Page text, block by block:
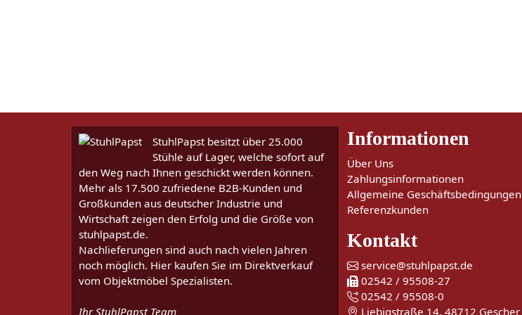
StuhlPapst besitzt über 25.000
Stühle auf Lager, welche sofort auf
den Weg nach Ihnen geschickt werden können.
Mehr als 17.500 zufriedene B2B-Kunden und
Großkunden aus deutscher Industrie und
Wirtschaft zeigen den Erfolg und die Größe von
stuhlpapst.de.
Nachlieferungen sind auch nach vielen Jahren
noch möglich. Hier kaufen Sie im Direktverkauf
vom Objektmöbel Spezialisten.
Ihr StuhlPapst Team
Informationen
Über Uns
Zahlungsinformationen
Allgemeine Geschäftsbedingungen
Referenzkunden
Kontakt
service@stuhlpapst.de
02542 / 95508-27
02542 / 95508-0
Liebigstraße 14, 48712 Gescher